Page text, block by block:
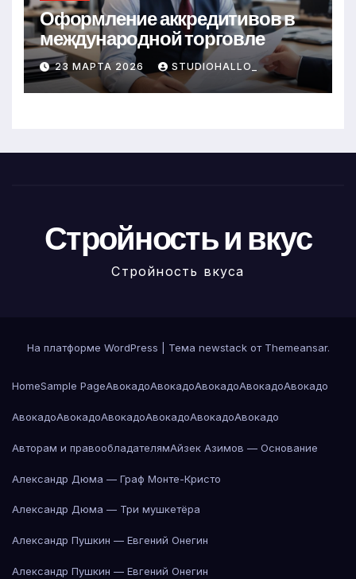
Оформление аккредитивов в
международной торговле
23 МАРТА 2026 STUDIOHALLO_
Стройность и вкус
Стройность вкуса
На платформе WordPress Тема newstack от Themeansar.
HomeSample PageАвокадоАвокадоАвокадоАвокадоАвокадо
АвокадоАвокадоАвокадоАвокадоАвокадоАвокадо
Авторам и правообладателямАйзек Азимов — Основание
Александр Дюма — Граф Монте-Кристо
Александр Дюма — Три мушкетёра
Александр Пушкин — Евгений Онегин
Александр Пушкин — Евгений Онегин